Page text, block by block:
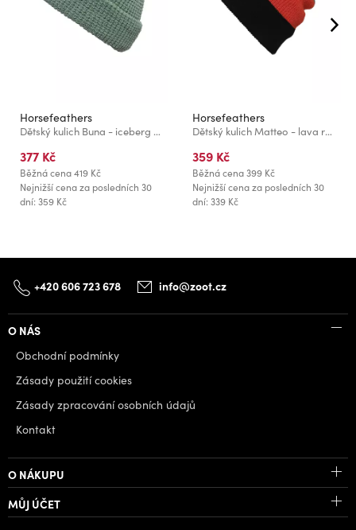
Horsefeathers
Dětský kulich Buna - iceberg green
377 Kč
Běžná cena419 Kč
Nejnižší cena za posledních 30
dní: 359 Kč
Horsefeathers
Dětský kulich Matteo - lava red
359 Kč
Běžná cena399 Kč
Nejnižší cena za posledních 30
dní: 339 Kč
+420 606 723 678 info@zoot.cz
O NÁS
Obchodní podmínky
Zásady použití cookies
Zásady zpracování osobních údajů
Kontakt
O NÁKUPU
MŮJ ÚČET